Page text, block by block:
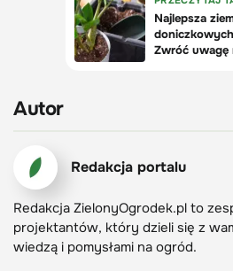
Autor
Redakcja portalu
Redakcja ZielonyOgrodek.pl to
projektantów, który dzieli się z
wiedzą i pomysłami na ogród.